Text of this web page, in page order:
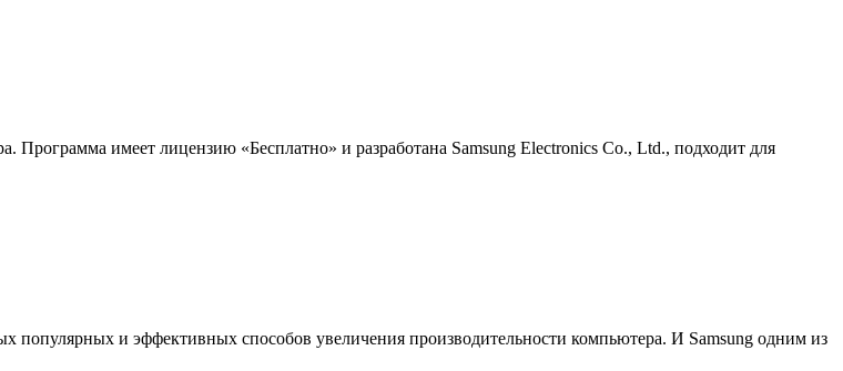
Программа имеет лицензию «Бесплатно» и разработана Samsung Electronics Co., Ltd., подходит для
популярных и эффективных способов увеличения производительности компьютера. И Samsung одним из